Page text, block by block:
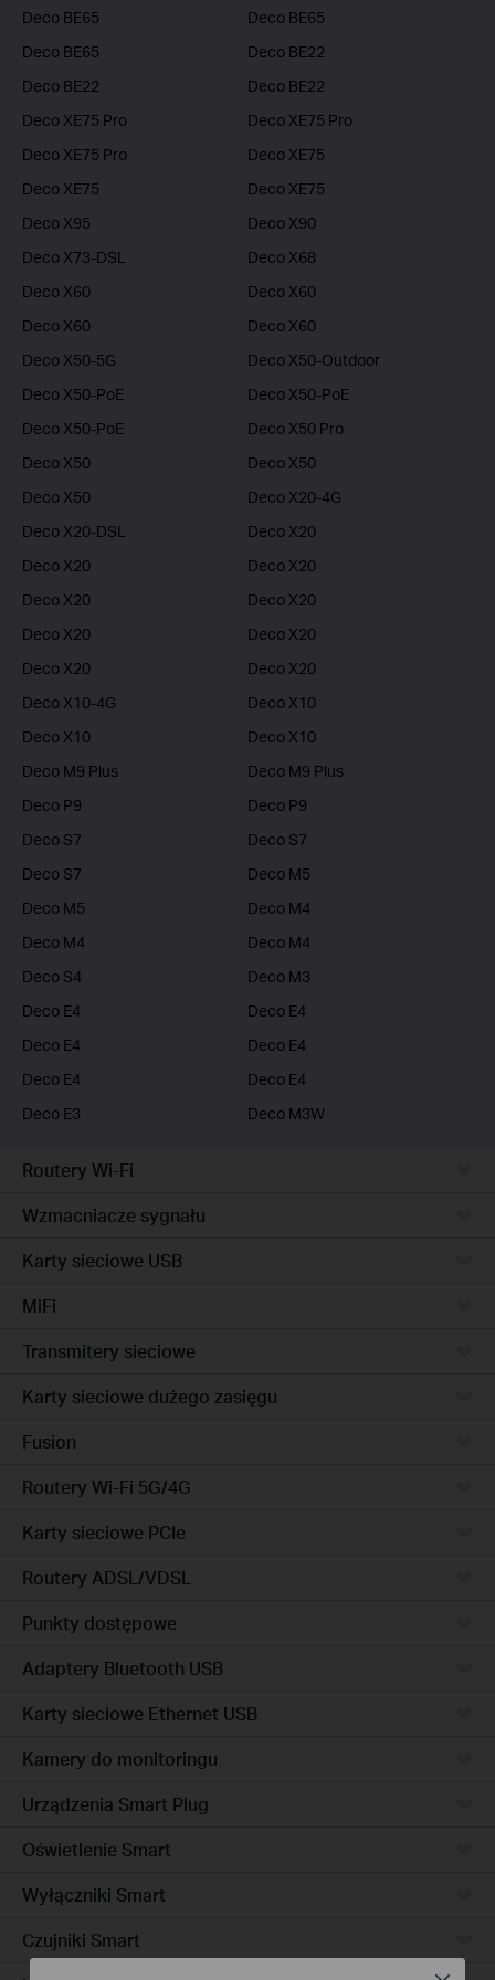
Deco BE65
Deco BE65
Deco BE65
Deco BE22
Deco BE22
Deco BE22
Deco XE75 Pro
Deco XE75 Pro
Deco XE75 Pro
Deco XE75
Deco XE75
Deco XE75
Deco X95
Deco X90
Deco X73-DSL
Deco X68
Deco X60
Deco X60
Deco X60
Deco X60
Deco X50-5G
Deco X50-Outdoor
Deco X50-PoE
Deco X50-PoE
Deco X50-PoE
Deco X50 Pro
Deco X50
Deco X50
Deco X50
Deco X20-4G
Deco X20-DSL
Deco X20
Deco X20
Deco X20
Deco X20
Deco X20
Deco X20
Deco X20
Deco X20
Deco X20
Deco X10-4G
Deco X10
Deco X10
Deco X10
Deco M9 Plus
Deco M9 Plus
Deco P9
Deco P9
Deco S7
Deco S7
Deco S7
Deco M5
Deco M5
Deco M4
Deco M4
Deco M4
Deco S4
Deco M3
Deco E4
Deco E4
Deco E4
Deco E4
Deco E4
Deco E4
Deco E3
Deco M3W
Routery Wi-Fi
Wzmacniacze sygnału
Karty sieciowe USB
MiFi
Transmitery sieciowe
Karty sieciowe dużego zasięgu
Fusion
Routery Wi-Fi 5G/4G
Karty sieciowe PCIe
Routery ADSL/VDSL
Punkty dostępowe
Adaptery Bluetooth USB
Karty sieciowe Ethernet USB
Kamery do monitoringu
Urządzenia Smart Plug
Oświetlenie Smart
Wyłączniki Smart
Czujniki Smart